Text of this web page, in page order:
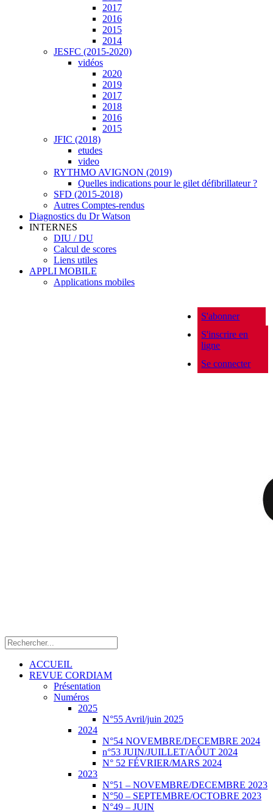
2017
2016
2015
2014
JESFC (2015-2020)
vidéos
2020
2019
2017
2018
2016
2015
JFIC (2018)
etudes
video
RYTHMO AVIGNON (2019)
Quelles indications pour le gilet défibrillateur ?
SFD (2015-2018)
Autres Comptes-rendus
Diagnostics du Dr Watson
INTERNES
DIU / DU
Calcul de scores
Liens utiles
APPLI MOBILE
Applications mobiles
S'abonner
S'inscrire en
ligne
Se connecter
ACCUEIL
REVUE CORDIAM
Présentation
Numéros
2025
N°55 Avril/juin 2025
2024
N°54 NOVEMBRE/DECEMBRE 2024
n°53 JUIN/JUILLET/AÔUT 2024
N° 52 FÉVRIER/MARS 2024
2023
N°51 – NOVEMBRE/DECEMBRE 2023
N°50 – SEPTEMBRE/OCTOBRE 2023
N°49 – JUIN